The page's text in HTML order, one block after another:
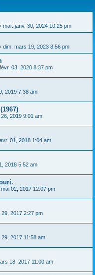
mar. janv. 30, 2024 10:25 pm
dim. mars 19, 2023 8:56 pm
03, 2020 8:37 pm
2019 7:38 am
2019 9:01 am
01, 2018 1:04 am
2018 5:52 am
mai 02, 2017 12:07 pm
29, 2017 2:27 pm
2017 11:58 am
18, 2017 11:00 am